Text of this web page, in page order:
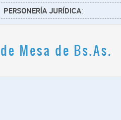
PERSONERÍA JURÍDICA:
Mesa de Bs.As.